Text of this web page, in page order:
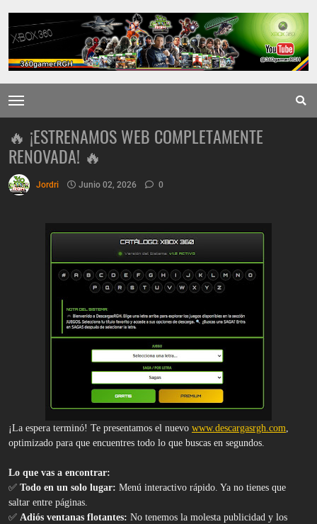
🔥 ¡ESTRENAMOS WEB COMPLETAMENTE
RENOVADA! 🔥
Jordri Junio 02, 2026 0
¡La espera terminó! Te presentamos el nuevo www.descargasrgh.com,
optimizado para que encuentres todo lo que buscas en segundos.
Lo que vas a encontrar:
✅ Todo en un solo lugar: Menú interactivo rápido. Ya no tienes que
saltar entre páginas.
✅ Adiós ventanas flotantes: No tenemos la molesta publicidad y los